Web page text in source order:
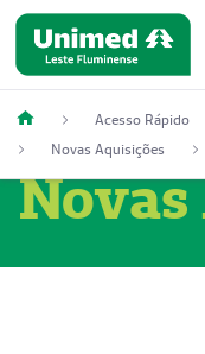
Acesso Rápido
Novas Aquisições